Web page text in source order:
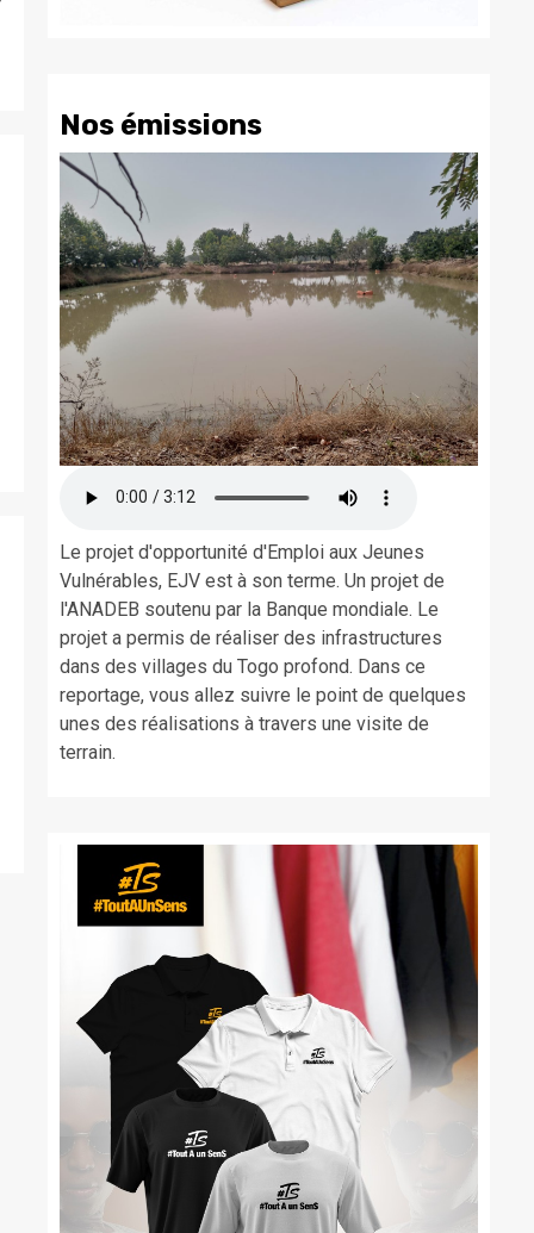
Nos émissions
Le projet d'opportunité d'Emploi aux Jeunes
Vulnérables, EJV est à son terme. Un projet de
l'ANADEB soutenu par la Banque mondiale. Le
projet a permis de réaliser des infrastructures
dans des villages du Togo profond. Dans ce
reportage, vous allez suivre le point de quelques
unes des réalisations à travers une visite de
terrain.